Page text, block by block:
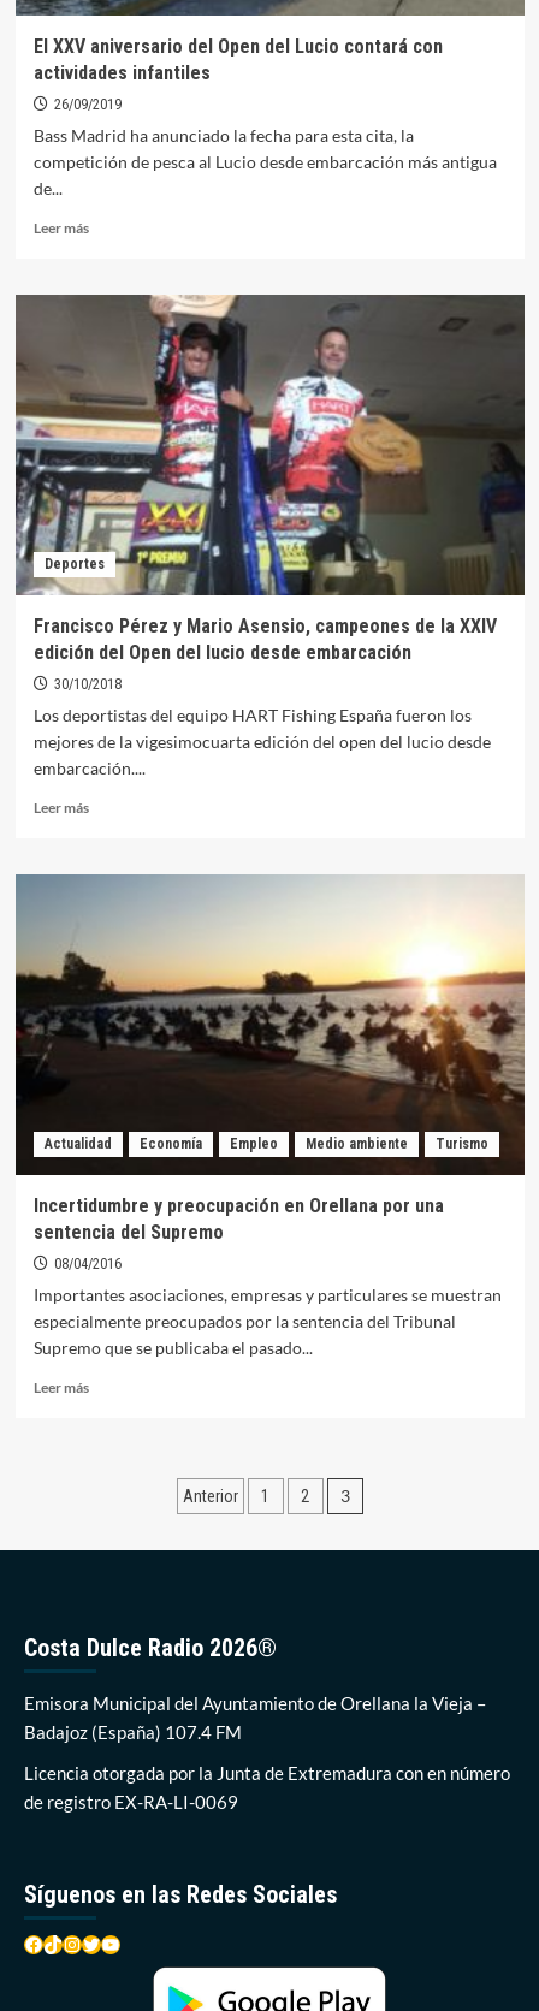
en
El XXV aniversario del Open del Lucio contará con
actividades infantiles
26/09/2019
Bass Madrid ha anunciado la fecha para esta cita, la
competición de pesca al Lucio desde embarcación más antigua
de...
Leer másLeer
El
aniversario
del
Lucio
contará
con
actividades
infantiles
Deportes
Francisco Pérez y Mario Asensio, campeones de la XXIV
edición del Open del lucio desde embarcación
30/10/2018
Los deportistas del equipo HART Fishing España fueron los
mejores de la vigesimocuarta edición del open del lucio desde
embarcación....
Leer másLeer
Francisco
Asensio,
campeones
de
la
XXIV
del
embarcación
Actualidad Economía Empleo Medio ambiente Turismo
Incertidumbre y preocupación en Orellana por una
sentencia del Supremo
08/04/2016
Importantes asociaciones, empresas y particulares se muestran
especialmente preocupados por la sentencia del Tribunal
Supremo que se publicaba el pasado...
Leer másLeer
del
Supremo
Paginación
Anterior 1 2 3
Costa Dulce Radio 2026®
Emisora Municipal del Ayuntamiento de Orellana la Vieja –
Badajoz (España) 107.4 FM
Licencia otorgada por la Junta de Extremadura con en número
de registro EX-RA-LI-0069
Síguenos en las Redes Sociales
Facebook
TikTok
Instagram
Twitter
YouTube